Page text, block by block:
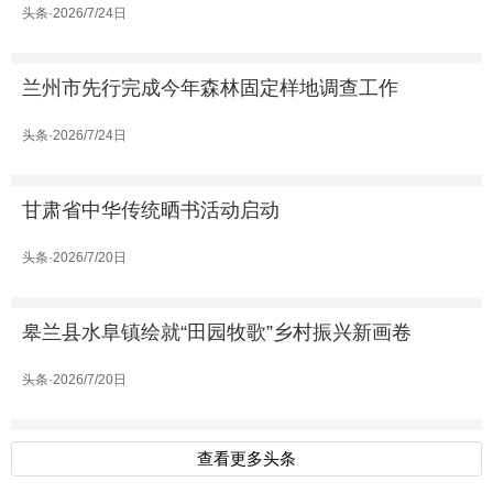
头条·2026/7/24日
兰州市先行完成今年森林固定样地调查工作
头条·2026/7/24日
甘肃省中华传统晒书活动启动
头条·2026/7/20日
皋兰县水阜镇绘就“田园牧歌”乡村振兴新画卷
头条·2026/7/20日
查看更多头条